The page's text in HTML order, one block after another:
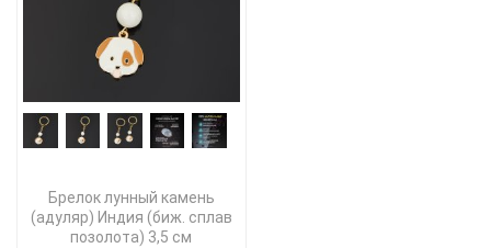
Брелок лунный камень
(адуляр) Индия (биж. сплав
позолота) 3,5 см